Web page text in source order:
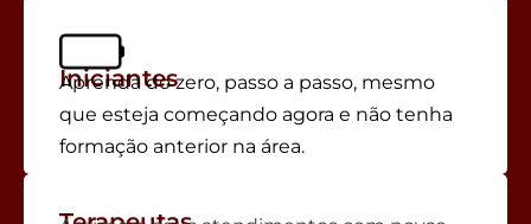
Iniciantes
Aprenda do zero, passo a passo, mesmo
que esteja começando agora e não tenha
formação anterior na área.